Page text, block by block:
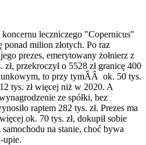
leczniczego "Copernicus"
ponad milion złotych. Po raz
prezes, emerytowany żołnierz z
przekroczył o 5528 zł granicę 400
to przy tymÂÂ ok. 50 tys.
tys. zł więcej niż w 2020. A
ze spółki, bez
raptem 282 tys. zł. Prezes ma
ok. 70 tys. zł, dokupił sobie
na stanie, choć bywa
upie.